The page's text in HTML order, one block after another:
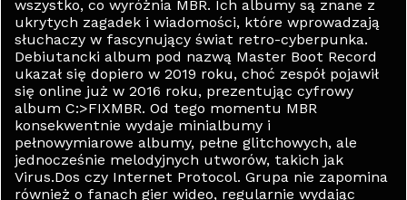
wszystko, co wyróżnia MBR. Ich albumy są znane z
ukrytych zagadek i wiadomości, które wprowadzają
słuchaczy w fascynujący świat retro-cyberpunka.
Debiutancki album pod nazwą Master Boot Record
ukazał się dopiero w 2019 roku, choć zespół pojawił
się online już w 2016 roku, prezentując cyfrowy
album C:>FIXMBR. Od tego momentu MBR
konsekwentnie wydaje minialbumy i
pełnowymiarowe albumy, pełne glitchowych, ale
jednocześnie melodyjnych utworów, takich jak
Virus.Dos czy Internet Protocol. Grupa nie zapomina
również o fanach gier wideo, regularnie wydając